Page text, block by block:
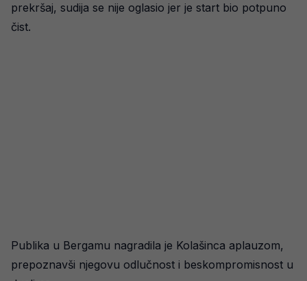
prekršaj, sudija se nije oglasio jer je start bio potpuno
čist.
Publika u Bergamu nagradila je Kolašinca aplauzom,
prepoznavši njegovu odlučnost i beskompromisnost u